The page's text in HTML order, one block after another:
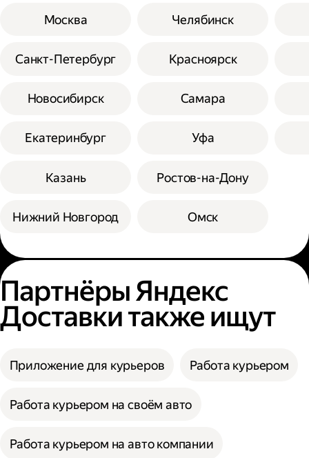
Москва
Санкт-Петербург
Новосибирск
Екатеринбург
Казань
Нижний Новгород
Челябинск
Красноярск
Самара
Уфа
Ростов-на-Дону
Омск
Партнёры Яндекс
Доставки также ищут
Приложение для курьеров Работа курьером
Работа курьером на своём авто
Работа курьером на авто компании